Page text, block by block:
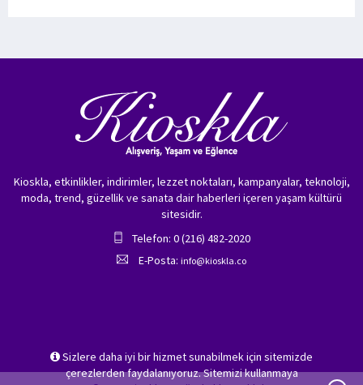
Sizlere daha iyi bir hizmet sunabilmek için sitemizde
çerezlerden faydalanıyoruz. Sitemizi kullanmaya
Kioskla, etkinlikler, indirimler, lezzet noktaları, kampanyalar, teknoloji,
moda, trend, güzellik ve sanata dair haberleri içeren yaşam kültürü
sitesidir.
Telefon: 0 (216) 482-2020
E-Posta: info@kioskla.co